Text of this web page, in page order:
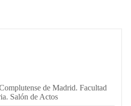
de Madrid. Facultad
Salón de Actos